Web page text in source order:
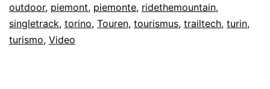
outdoor, piemont, piemonte, ridethemountain,
singletrack, torino, Touren, tourismus, trailtech, turin,
turismo, Video